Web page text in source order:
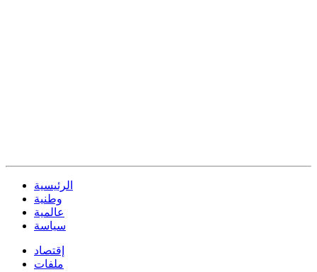
الرئيسية
وطنية
عالمية
سياسة
إقتصاد
ملفات